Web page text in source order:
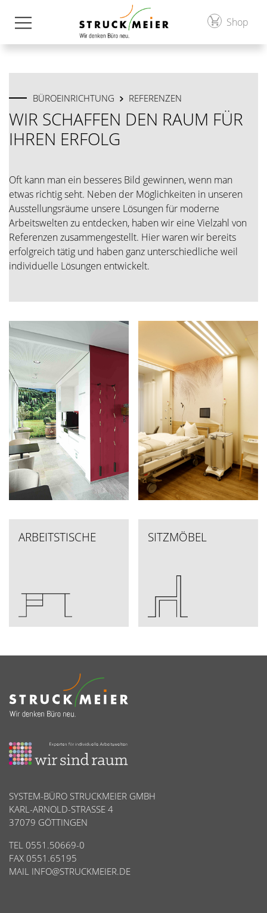
Shop
BÜROEINRICHTUNG REFERENZEN
WIR SCHAFFEN DEN RAUM FÜR
IHREN ERFOLG
Oft kann man ein besseres Bild gewinnen, wenn man
etwas richtig seht. Neben der Möglichkeiten in unseren
Ausstellungsräume unsere Lösungen für moderne
Arbeitswelten zu entdecken, haben wir eine Vielzahl von
Referenzen zusammengestellt. Hier waren wir bereits
erfolgreich tätig und haben ganz unterschiedliche weil
individuelle Lösungen entwickelt.
ARBEITSTISCHE SITZMÖBEL
SYSTEM-BÜRO STRUCKMEIER GMBH
KARL-ARNOLD-STRASSE 4
37079 GÖTTINGEN
TEL 0551.50669-0
FAX 0551.65195
MAIL INFO@STRUCKMEIER.DE